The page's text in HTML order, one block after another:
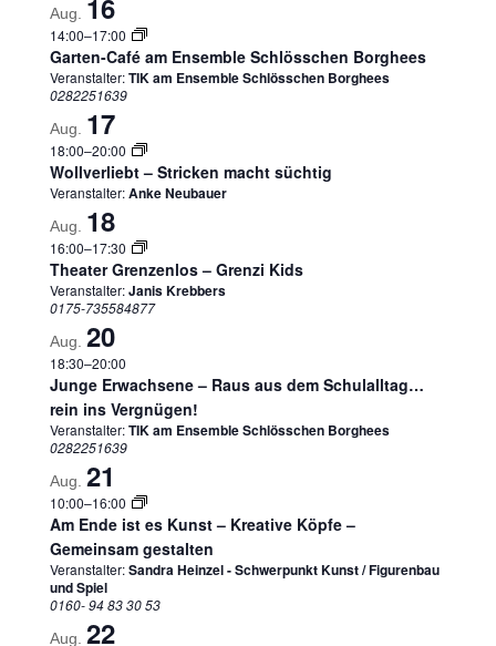
Aug.
14:00–17:00
Garten-Café am Ensemble Schlösschen Borghees
Veranstalter:TIK am Ensemble Schlösschen Borghees
0282251639
Aug. 17
18:00–20:00
Wollverliebt – Stricken macht süchtig
Veranstalter:Anke Neubauer
Aug. 18
16:00–17:30
Theater Grenzenlos – Grenzi Kids
Veranstalter:Janis Krebbers
0175-735584877
Aug. 20
18:30–20:00
Junge Erwachsene – Raus aus dem Schulalltag…
rein ins Vergnügen!
Veranstalter:TIK am Ensemble Schlösschen Borghees
0282251639
Aug. 21
10:00–16:00
Am Ende ist es Kunst – Kreative Köpfe –
Gemeinsam gestalten
Veranstalter:Sandra Heinzel - Schwerpunkt Kunst / Figurenbau
und Spiel
0160- 94 83 30 53
Aug. 22